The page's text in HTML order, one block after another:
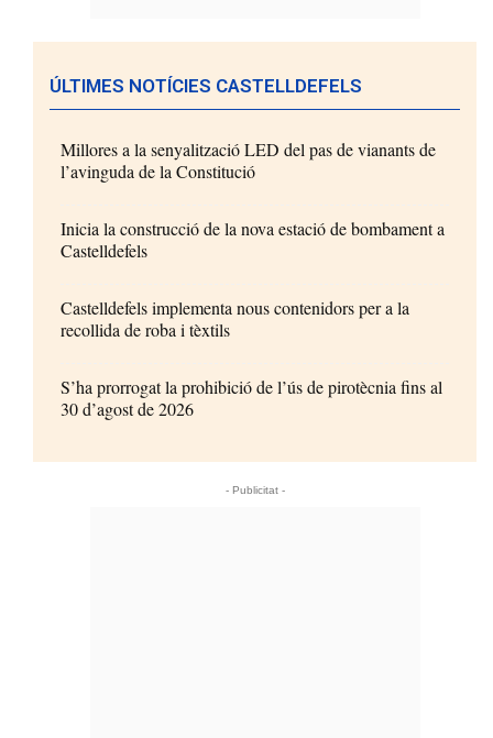
ÚLTIMES NOTÍCIES CASTELLDEFELS
Millores a la senyalització LED del pas de vianants de
l’avinguda de la Constitució
Inicia la construcció de la nova estació de bombament a
Castelldefels
Castelldefels implementa nous contenidors per a la
recollida de roba i tèxtils
S’ha prorrogat la prohibició de l’ús de pirotècnia fins al
30 d’agost de 2026
- Publicitat -